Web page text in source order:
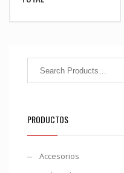
PRODUCTOS
Accesorios